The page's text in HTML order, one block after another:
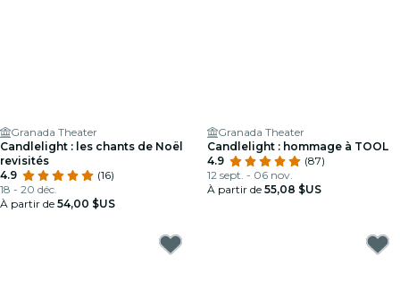
Granada Theater
Candlelight : les chants de Noël
revisités
4.9
(16)
18 - 20 déc.
À partir de 54,00 $US
Granada Theater
Candlelight : hommage à TOOL
4.9
(87)
12 sept. - 06 nov.
À partir de 55,08 $US